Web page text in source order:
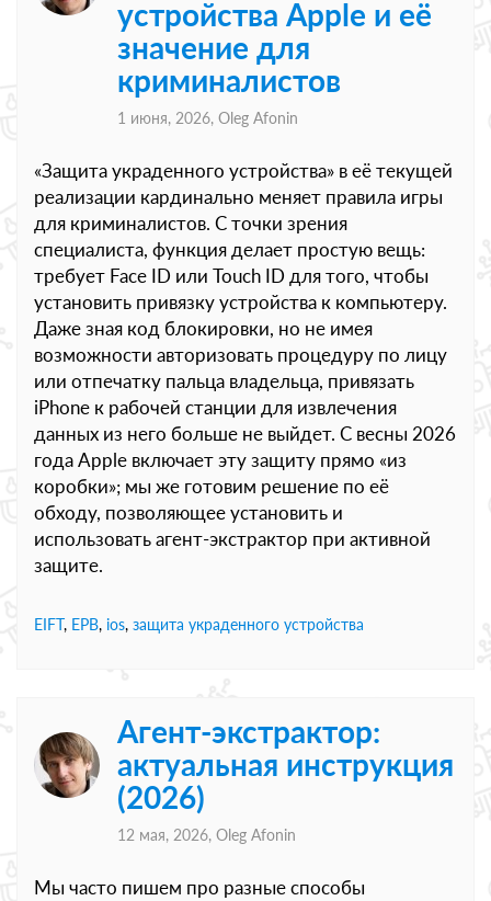
устройства Apple и её
значение для
криминалистов
1 июня, 2026, Oleg Afonin
«Защита украденного устройства» в её текущей
реализации кардинально меняет правила игры
для криминалистов. С точки зрения
специалиста, функция делает простую вещь:
требует Face ID или Touch ID для того, чтобы
установить привязку устройства к компьютеру.
Даже зная код блокировки, но не имея
возможности авторизовать процедуру по лицу
или отпечатку пальца владельца, привязать
iPhone к рабочей станции для извлечения
данных из него больше не выйдет. С весны 2026
года Apple включает эту защиту прямо «из
коробки»; мы же готовим решение по её
обходу, позволяющее установить и
использовать агент-экстрактор при активной
защите.
EIFT, EPB, ios, защита украденного устройства
Агент-экстрактор:
актуальная инструкция
(2026)
12 мая, 2026, Oleg Afonin
Мы часто пишем про разные способы